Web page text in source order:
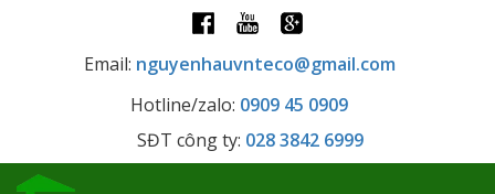
Email: nguyenhauvnteco@gmail.com
Hotline/zalo: 0909 45 0909
SĐT công ty: 028 3842 6999